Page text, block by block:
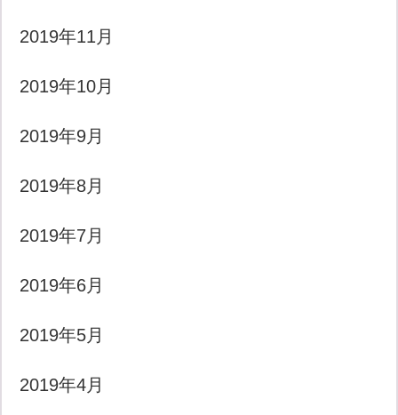
2019年11月
2019年10月
2019年9月
2019年8月
2019年7月
2019年6月
2019年5月
2019年4月